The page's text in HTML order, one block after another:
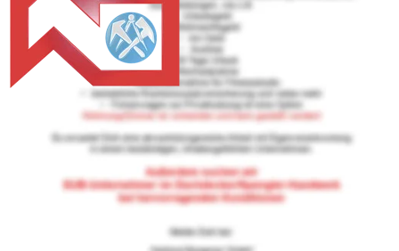
Wir bieten Ihnen alle Leistungen aus einer Hand. Unser
eigener Autokran mit Hebebühne sowie ein firmeneigenes
Gerüst ermöglichen flexible Einsätze. Durch unser
Fachwissen und langjährige Berufserfahrung stellen wir
Wir haben eine Lösung für jedes Problem und stehen